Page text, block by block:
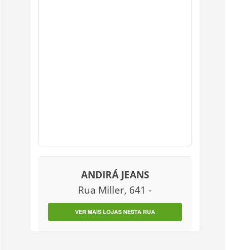
ANDIRÁ JEANS
Rua Miller, 641 -
VER MAIS LOJAS NESTA RUA